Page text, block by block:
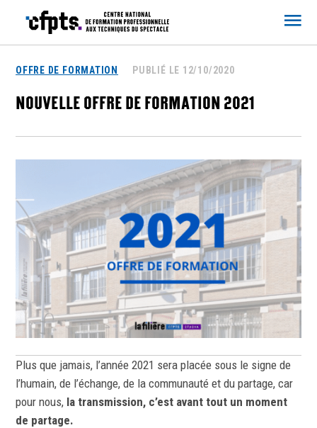
OFFRE DE FORMATION PUBLIÉ LE 12/10/2020
NOUVELLE OFFRE DE FORMATION 2021
Plus que jamais, l’année 2021 sera placée sous le signe de
l’humain, de l’échange, de la communauté et du partage, car
pour nous, la transmission, c’est avant tout un moment
de partage.